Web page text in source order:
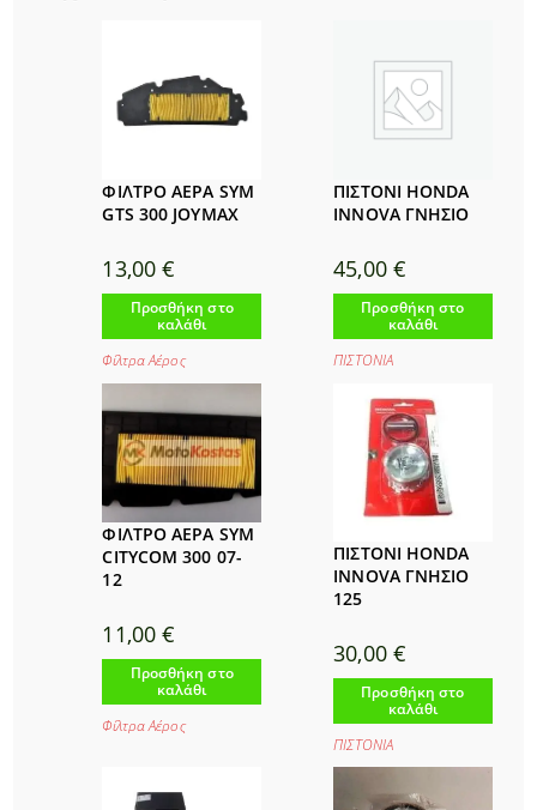
ΦΙΛΤΡΟ ΑΕΡΑ SYM
GTS 300 JOYMAX
13,00€
Προσθήκη στο
καλάθι
Φίλτρα Αέρος
ΠΙΣΤΟΝΙ HONDA
INNOVA ΓΝΗΣΙΟ
45,00 €
Προσθήκη στο
καλάθι
ΠΙΣΤΟΝΙΑ
ΦΙΛΤΡΟ ΑΕΡΑ SYM
CITYCOM 300 07-
12
11,00€
Προσθήκη στο
καλάθι
Φίλτρα Αέρος
ΠΙΣΤΟΝΙ HONDA
INNOVA ΓΝΗΣΙΟ
125
30,00 €
Προσθήκη στο
καλάθι
ΠΙΣΤΟΝΙΑ